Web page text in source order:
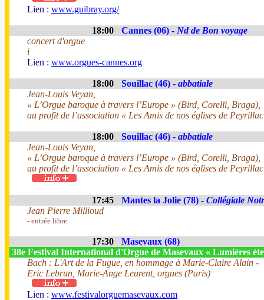
Lien : www.guibray.org/
18:00 Cannes (06) - Nd de Bon voyage
concert d'orgue
i
Lien : www.orgues-cannes.org
18:00 Souillac (46) - abbatiale
Jean-Louis Veyan,
« L’Orgue baroque à travers l’Europe » (Bird, Corelli, Braga),
au profit de l’association « Les Amis de nos églises de
18:00 Souillac (46) - abbatiale
Jean-Louis Veyan,
« L’Orgue baroque à travers l’Europe » (Bird, Corelli, Braga),
au profit de l’association « Les Amis de nos églises de
17:45 Mantes la Jolie (78) - Collégiale
Jean Pierre Millioud
- entrée libre
17:30
Masevaux (68)
38e Festival International d'Orgue de Masevaux « Lumières
Bach : L'Art de la Fugue, en hommage à Marie-Claire Alain -
Eric Lebrun, Marie-Ange Leurent, orgues (Paris)
Lien : www.festivalorguemasevaux.com